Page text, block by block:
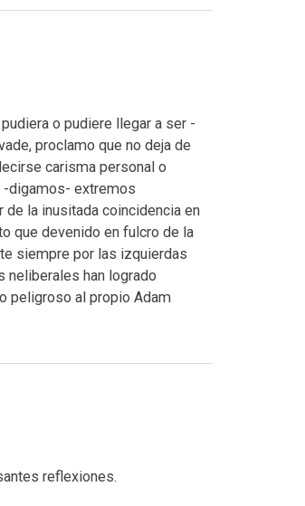
o pudiere llegar a ser -
proclamo que no deja de
carisma personal o
-digamos- extremos
la inusitada coincidencia en
que devenido en fulcro de la
siempre por las izquierdas
neliberales han logrado
peligroso al propio Adam
reflexiones.